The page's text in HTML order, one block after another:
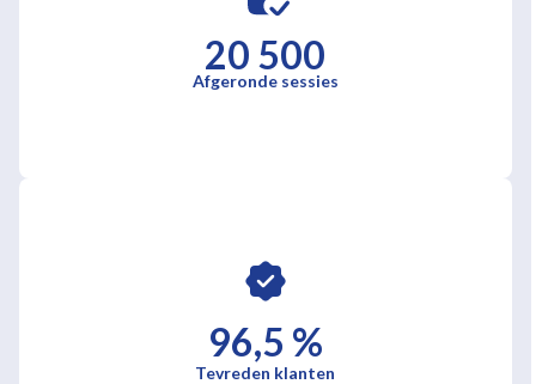
20 500
Afgeronde sessies
96,5 %
Tevreden klanten